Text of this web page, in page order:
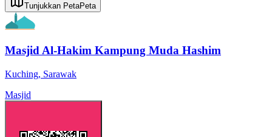
Tunjukkan PetaPeta
Masjid Al-Hakim Kampung Muda Hashim
Kuching, Sarawak
Masjid